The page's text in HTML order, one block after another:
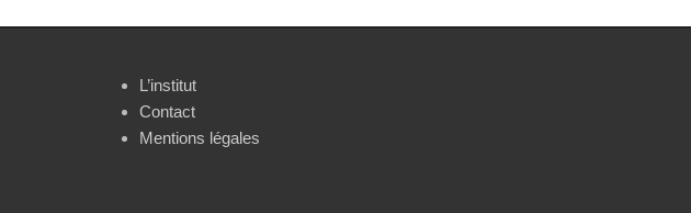
L’institut
Contact
Mentions légales